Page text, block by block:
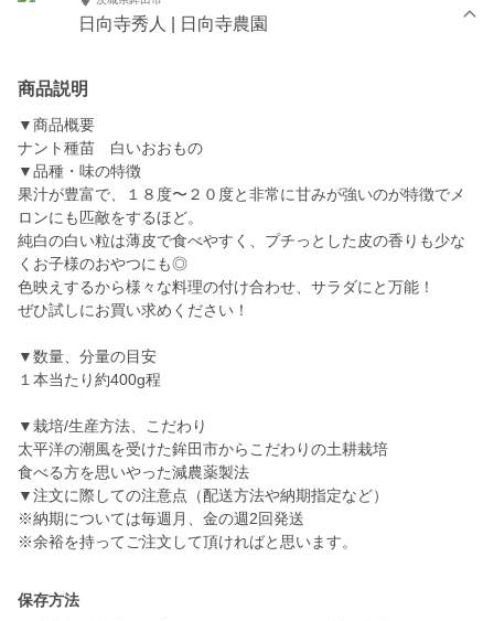
日向寺秀人 | 日向寺農園
商品説明
▼商品概要
ナント種苗 白いおおもの
▼品種・味の特徴
果汁が豊富で、１８度〜２０度と非常に甘みが強いのが特徴でメ
ロンにも匹敵をするほど。
純白の白い粒は薄皮で食べやすく、プチっとした皮の香りも少な
くお子様のおやつにも◎
色映えするから様々な料理の付け合わせ、サラダにと万能！
ぜひ試しにお買い求めください！
▼数量、分量の目安
１本当たり約400g程
▼栽培/生産方法、こだわり
太平洋の潮風を受けた鉾田市からこだわりの土耕栽培
食べる方を思いやった減農薬製法
▼注文に際しての注意点（配送方法や納期指定など）
※納期については毎週月、金の週2回発送
※余裕を持ってご注文して頂ければと思います。
保存方法